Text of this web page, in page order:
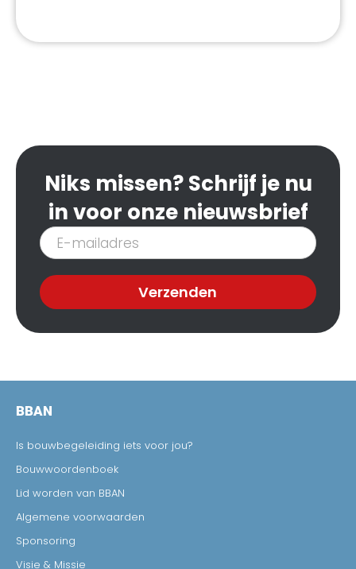
Niks missen? Schrijf je nu
in voor onze nieuwsbrief
Inschrijven
nieuwsbrief
Verzenden
BBAN
Is bouwbegeleiding iets voor jou?
Bouwwoordenboek
Lid worden van BBAN
Algemene voorwaarden
Sponsoring
Visie & Missie